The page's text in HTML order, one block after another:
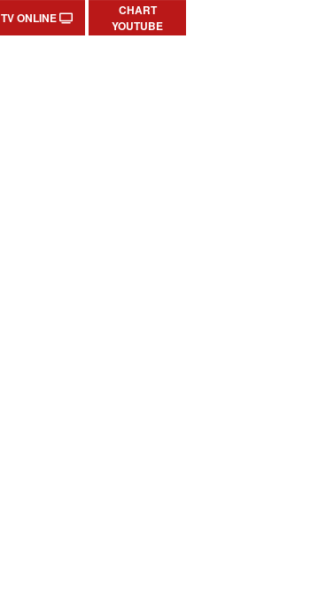
TV ONLINE
CHART
YOUTUBE